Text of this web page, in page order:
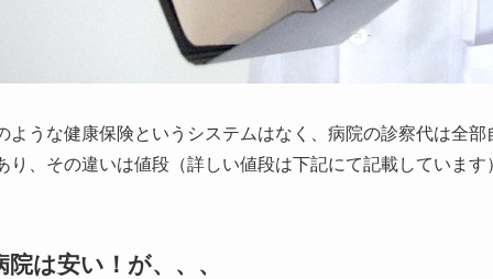
ような健康保険というシステムはなく、病院の診察代は全
り、その違いは値段（詳しい値段は下記にて記載しています
は安い！が、、、